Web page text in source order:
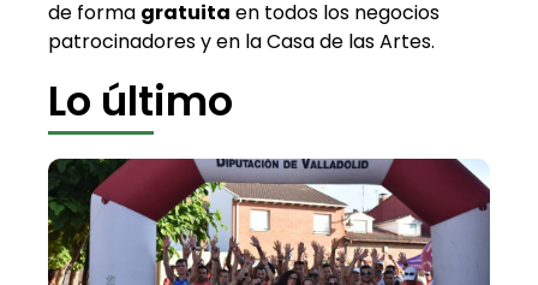
de forma gratuita en todos los negocios
patrocinadores y en la Casa de las Artes.
Lo último